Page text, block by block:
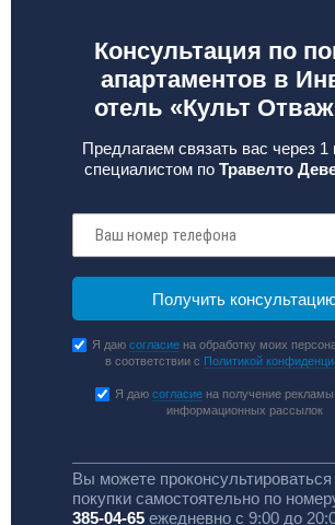
Консультация по
апартаментов в
отель «Культ
Предлагаем связать вас через 1
специалистом по Травелто
Я даюсогласие на обработку моих
в соответствии с Политикой
Я даю согласиена получение
информационных рассылок
Вы можете проконсультироваться
покупки самостоятельно по
385-04-65ежедневно с 9:00 до